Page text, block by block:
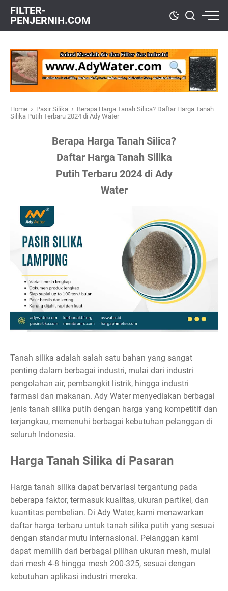
FILTER-
PENJERNIH.COM
Home › Pasir Silika › Berapa Harga Tanah Silica? Daftar Harga Tanah
Silika Putih Terbaru 2024 di Ady Water
Berapa Harga Tanah Silica?
Daftar Harga Tanah Silika
Putih Terbaru 2024 di Ady
Water
Tanah silika adalah salah satu bahan yang sangat
penting dalam berbagai industri, mulai dari industri
pengolahan air, pembangkit listrik, hingga industri
farmasi dan makanan. Ady Water menyediakan berbagai
jenis tanah silika putih dengan harga yang kompetitif dan
terjangkau, memenuhi berbagai kebutuhan pelanggan di
seluruh Indonesia.
Harga Tanah Silika di Pasaran
Harga tanah silika dapat bervariasi tergantung pada
beberapa faktor, termasuk kualitas, ukuran partikel, dan
kuantitas pembelian. Di Ady Water, kami menawarkan
daftar harga terbaru untuk tanah silika putih yang sesuai
dengan standar mutu internasional. Pelanggan kami
dapat memilih dari berbagai pilihan ukuran mesh, mulai
dari mesh 4-8 hingga mesh 200-325, sesuai dengan
kebutuhan aplikasi industri mereka.